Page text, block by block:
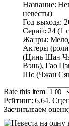
Название:
невесты)
Год выхода:
Серий: 24 (1
Жанры:
Актеры
(Цинь Шан
Вэнь), Гао
Шо (Чжан
Rate this item:
Рейтинг: 6.64.
Засчитываем